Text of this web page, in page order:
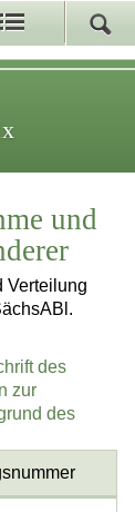
und
Verteilung
des
zur
des